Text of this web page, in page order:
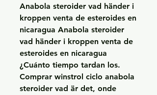
Anabola steroider vad händer i
kroppen venta de esteroides en
nicaragua Anabola steroider
vad händer i kroppen venta de
esteroides en nicaragua
¿Cuánto tiempo tardan los.
Comprar winstrol ciclo anabola
steroider vad är det, onde